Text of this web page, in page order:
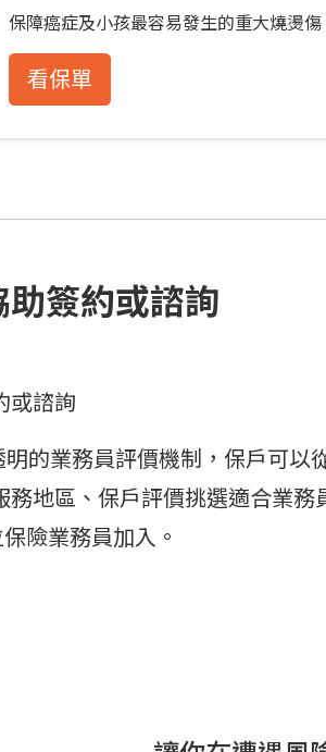
保障癌症及小孩最容易發生的重大燒燙傷
看保單
簽約或諮詢
或諮詢
明的業務員評價機制，保戶可以
務地區、保戶評價挑選適合業務
險業務員加入。